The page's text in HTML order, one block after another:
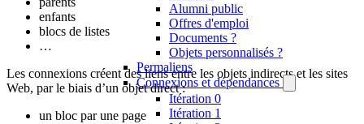
Alumni public
Offres d'emploi
Documents ?
Objets personnalisés ?
Permaliens
Connexions et dépendances
Itération 0
Itération 1
enfants
blocs de listes
…
Les connexions créent des liens entre les objets indirects et les sites
Web, par le biais d’un objet direct :
un bloc par une page